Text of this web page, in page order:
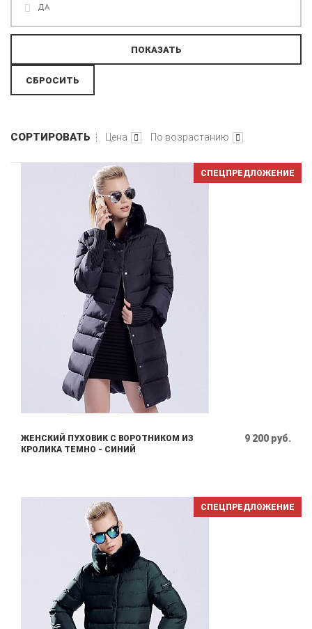
ДА
СОРТИРОВАТЬ Цена По возрастанию
СПЕЦПРЕДЛОЖЕНИЕ
ЖЕНСКИЙ ПУХОВИК С ВОРОТНИКОМ ИЗ
КРОЛИКА ТЕМНО - СИНИЙ
9 200 руб.
СПЕЦПРЕДЛОЖЕНИЕ